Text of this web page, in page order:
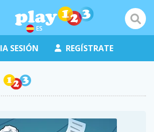
ES
SESIÓN REGÍSTRATE